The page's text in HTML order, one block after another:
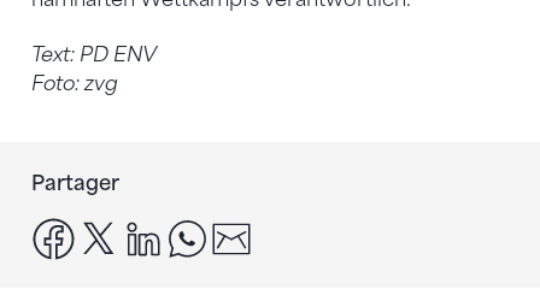
Text: PD ENV
Foto: zvg
Partager
facebook
x linkedinwhatsapp